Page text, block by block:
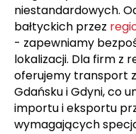
niestandardowych.
bałtyckich przez
- zapewniamy
lokalizacji. Dla firm z
oferujemy transport
Gdańsku i Gdyni, co
importu i eksportu
wymagających